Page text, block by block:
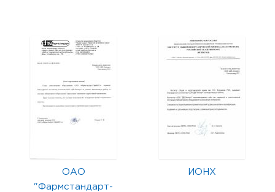
ОАО
"Фармстандарт-
ИОНХ